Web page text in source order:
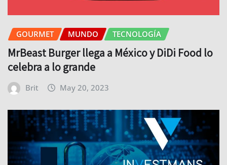
GOURMET MUNDO TECNOLOGÍA
MrBeast Burger llega a México y DiDi Food lo
celebra a lo grande
Brit May 20, 2023